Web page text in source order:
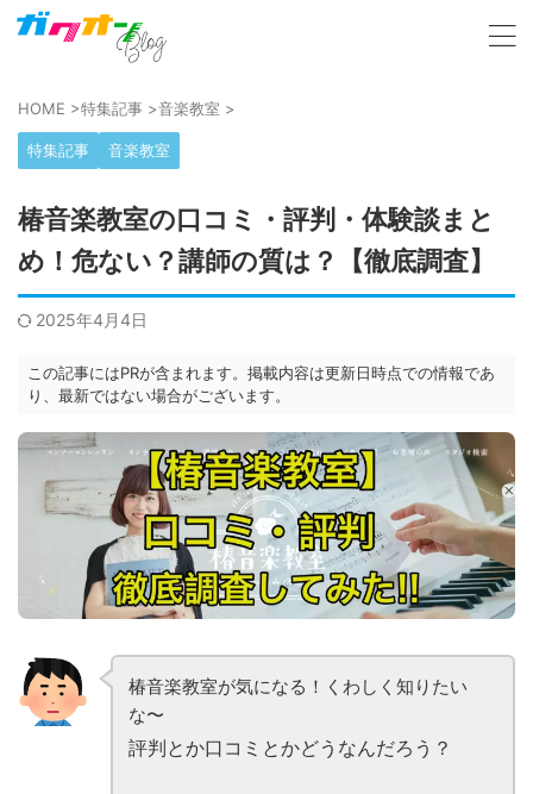
HOME >特集記事 >音楽教室 >
特集記事 音楽教室
椿音楽教室の口コミ・評判・体験談まと
め！危ない？講師の質は？【徹底調査】
2025年4月4日
この記事にはPRが含まれます。掲載内容は更新日時点での情報であ
り、最新ではない場合がございます。
椿音楽教室が気になる！くわしく知りたい
な〜
評判とか口コミとかどうなんだろう？